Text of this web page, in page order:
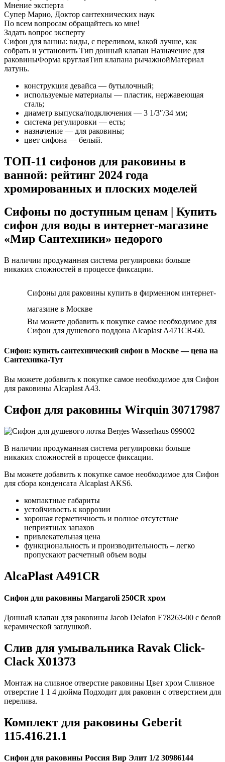
Мнение эксперта
Супер Марио, Доктор сантехнических наук
По всем вопросам обращайтесь ко мне!
Задать вопрос эксперту
Сифон для ванны: виды, с переливом, какой лучше, как
собрать и установить Тип донный клапан Назначение для
раковиныФорма круглаяТип клапана рычажнойМатериал
латунь.
конструкция девайса — бутылочный;
используемые материалы — пластик, нержавеющая
сталь;
диаметр выпуска/подключения — 3 1/3″/34 мм;
система регулировки — есть;
назначение — для раковины;
цвет сифона — белый.
ТОП-11 сифонов для раковины в
ванной: рейтинг 2024 года
хромированных и плоских моделей
Сифоны по доступным ценам | Купить
сифон для воды в интернет-магазине
«Мир Сантехники» недорого
В наличии продуманная система регулировки больше
никаких сложностей в процессе фиксации.
Сифоны для раковины купить в фирменном интернет-
магазине в Москве
Вы можете добавить к покупке самое необходимое для
Сифон для душевого поддона Alcaplast A471CR-60.
Сифон: купить сантехнический сифон в Москве — цена на
Сантехника-Тут
Вы можете добавить к покупке самое необходимое для Сифон
для раковины Alcaplast A43.
Сифон для раковины Wirquin 30717987
В наличии продуманная система регулировки больше
никаких сложностей в процессе фиксации.
Вы можете добавить к покупке самое необходимое для Сифон
для сбора конденсата Alcaplast AKS6.
компактные габариты
устойчивость к коррозии
хорошая герметичность и полное отсутствие
неприятных запахов
привлекательная цена
функциональность и производительность – легко
пропускают расчетный объем воды
AlcaPlast A491CR
Сифон для раковины Margaroli 250CR хром
Донный клапан для раковины Jacob Delafon E78263-00 с белой
керамической заглушкой.
Слив для умывальника Ravak Click-
Clack X01373
Монтаж на сливное отверстие раковины Цвет хром Сливное
отверстие 1 1 4 дюйма Подходит для раковин с отверстием для
перелива.
Комплект для раковины Geberit
115.416.21.1
Сифон для раковины Россия Вир Элит 1/2 30986144